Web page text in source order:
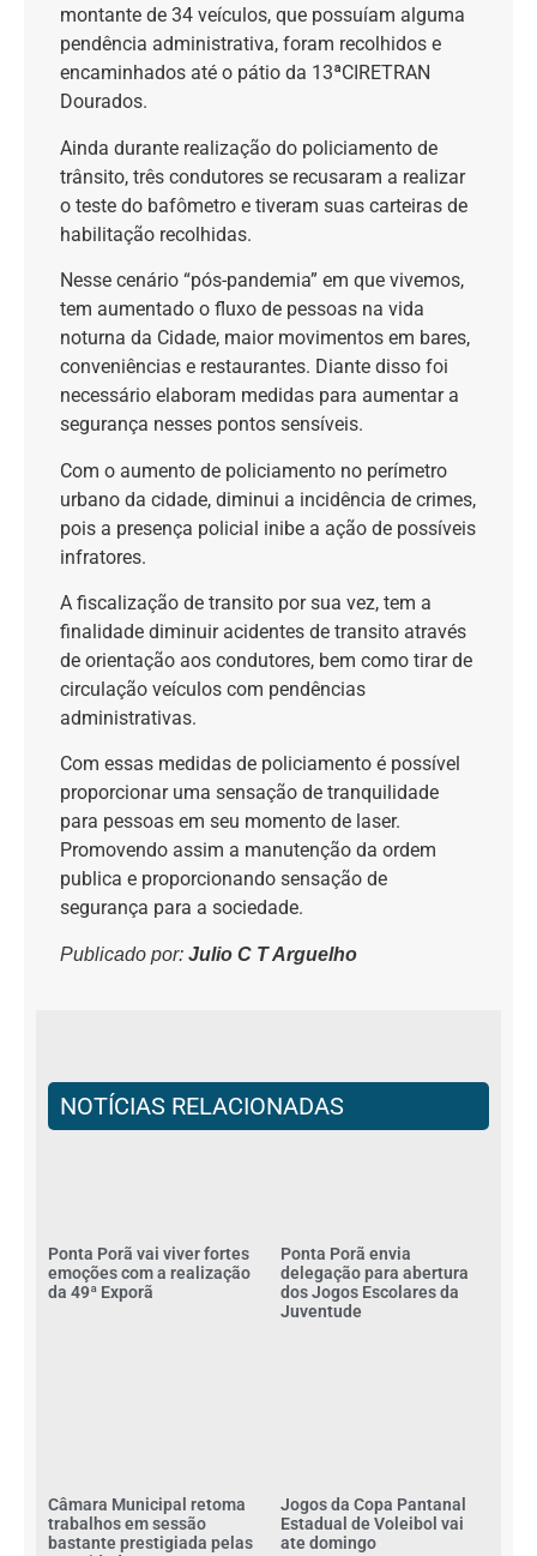
montante de 34 veículos, que possuíam alguma
pendência administrativa, foram recolhidos e
encaminhados até o pátio da 13ªCIRETRAN
Dourados.
Ainda durante realização do policiamento de
trânsito, três condutores se recusaram a realizar
o teste do bafômetro e tiveram suas carteiras de
habilitação recolhidas.
Nesse cenário “pós-pandemia” em que vivemos,
tem aumentado o fluxo de pessoas na vida
noturna da Cidade, maior movimentos em bares,
conveniências e restaurantes. Diante disso foi
necessário elaboram medidas para aumentar a
segurança nesses pontos sensíveis.
Com o aumento de policiamento no perímetro
urbano da cidade, diminui a incidência de crimes,
pois a presença policial inibe a ação de possíveis
infratores.
A fiscalização de transito por sua vez, tem a
finalidade diminuir acidentes de transito através
de orientação aos condutores, bem como tirar de
circulação veículos com pendências
administrativas.
Com essas medidas de policiamento é possível
proporcionar uma sensação de tranquilidade
para pessoas em seu momento de laser.
Promovendo assim a manutenção da ordem
publica e proporcionando sensação de
segurança para a sociedade.
Publicado por: Julio C T Arguelho
NOTÍCIAS RELACIONADAS
Ponta Porã vai viver fortes
emoções com a realização
da 49ª Exporã
Ponta Porã envia
delegação para abertura
dos Jogos Escolares da
Juventude
Câmara Municipal retoma
trabalhos em sessão
bastante prestigiada pelas
Jogos da Copa Pantanal
Estadual de Voleibol vai
ate domingo